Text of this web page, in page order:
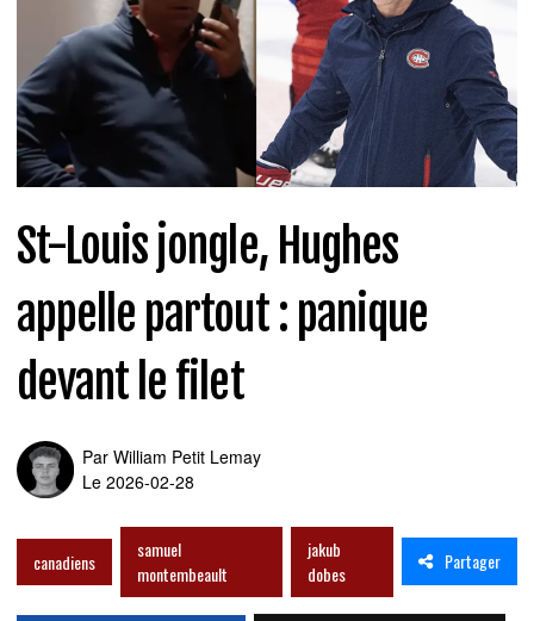
St-Louis jongle, Hughes
appelle partout : panique
devant le filet
Par William Petit Lemay
Le 2026-02-28
canadiens
samuel
montembeault
jakub
dobes
Partager